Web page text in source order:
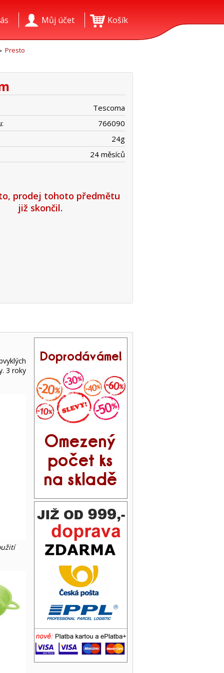
Košík
Můj účet
Presto
Tescoma
766090
24g
24 měsíců
prodej tohoto předmětu
již skončil.
3 roky